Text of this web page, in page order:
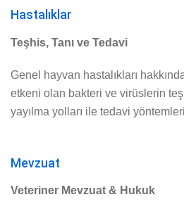
Hastalıklar
Teşhis, Tanı ve Tedavi
Genel hayvan hastalıkları
etkeni olan bakteri ve virüslerin
yayılma yolları ile tedavi
Mevzuat
Veteriner Mevzuat & Hukuk